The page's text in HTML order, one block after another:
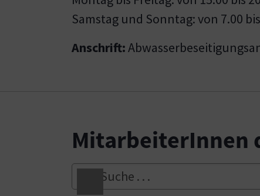
Samstag und Sonntag: von 7.00
Anschrift:
MitarbeiterInnen